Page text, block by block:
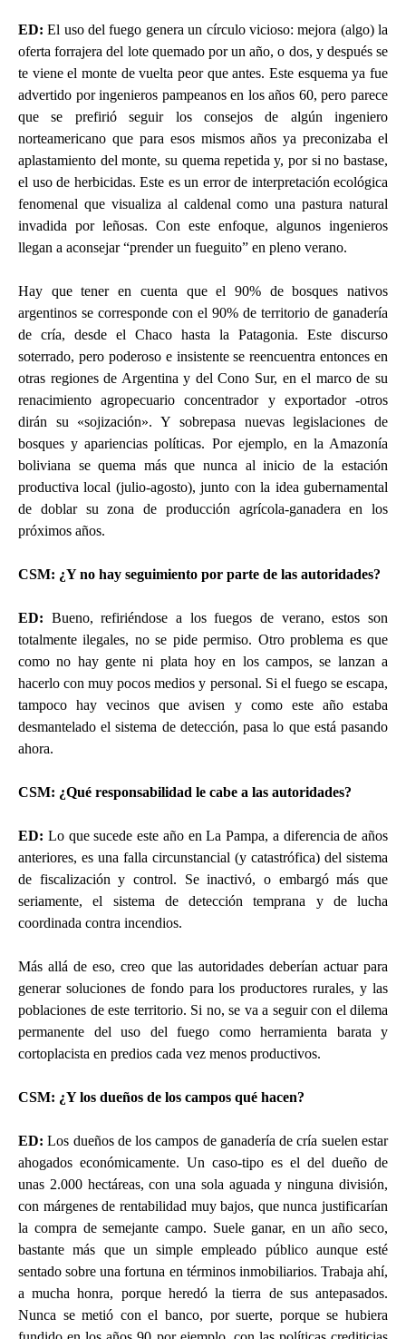
ED: El uso del fuego genera un círculo vicioso: mejora (algo) la
oferta forrajera del lote quemado por un año, o dos, y después se
te viene el monte de vuelta peor que antes. Este esquema ya fue
advertido por ingenieros pampeanos en los años 60, pero parece
que se prefirió seguir los consejos de algún ingeniero
norteamericano que para esos mismos años ya preconizaba el
aplastamiento del monte, su quema repetida y, por si no bastase,
el uso de herbicidas. Este es un error de interpretación ecológica
fenomenal que visualiza al caldenal como una pastura natural
invadida por leñosas. Con este enfoque, algunos ingenieros
llegan a aconsejar “prender un fueguito” en pleno verano.
Hay que tener en cuenta que el 90% de bosques nativos
argentinos se corresponde con el 90% de territorio de ganadería
de cría, desde el Chaco hasta la Patagonia. Este discurso
soterrado, pero poderoso e insistente se reencuentra entonces en
otras regiones de Argentina y del Cono Sur, en el marco de su
renacimiento agropecuario concentrador y exportador -otros
dirán su «sojización». Y sobrepasa nuevas legislaciones de
bosques y apariencias políticas. Por ejemplo, en la Amazonía
boliviana se quema más que nunca al inicio de la estación
productiva local (julio-agosto), junto con la idea gubernamental
de doblar su zona de producción agrícola-ganadera en los
próximos años.
CSM: ¿Y no hay seguimiento por parte de las autoridades?
ED: Bueno, refiriéndose a los fuegos de verano, estos son
totalmente ilegales, no se pide permiso. Otro problema es que
como no hay gente ni plata hoy en los campos, se lanzan a
hacerlo con muy pocos medios y personal. Si el fuego se escapa,
tampoco hay vecinos que avisen y como este año estaba
desmantelado el sistema de detección, pasa lo que está pasando
ahora.
CSM: ¿Qué responsabilidad le cabe a las autoridades?
ED: Lo que sucede este año en La Pampa, a diferencia de años
anteriores, es una falla circunstancial (y catastrófica) del sistema
de fiscalización y control. Se inactivó, o embargó más que
seriamente, el sistema de detección temprana y de lucha
coordinada contra incendios.
Más allá de eso, creo que las autoridades deberían actuar para
generar soluciones de fondo para los productores rurales, y las
poblaciones de este territorio. Si no, se va a seguir con el dilema
permanente del uso del fuego como herramienta barata y
cortoplacista en predios cada vez menos productivos.
CSM: ¿Y los dueños de los campos qué hacen?
ED: Los dueños de los campos de ganadería de cría suelen estar
ahogados económicamente. Un caso-tipo es el del dueño de
unas 2.000 hectáreas, con una sola aguada y ninguna división,
con márgenes de rentabilidad muy bajos, que nunca justificarían
la compra de semejante campo. Suele ganar, en un año seco,
bastante más que un simple empleado público aunque esté
sentado sobre una fortuna en términos inmobiliarios. Trabaja ahí,
a mucha honra, porque heredó la tierra de sus antepasados.
Nunca se metió con el banco, por suerte, porque se hubiera